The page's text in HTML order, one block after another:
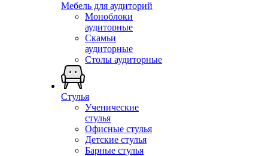
Мебель для аудиторий
Моноблоки
аудиторные
Скамьи
аудиторные
Столы аудиторные
Стулья
Ученические
стулья
Офисные стулья
Детские стулья
Барные стулья